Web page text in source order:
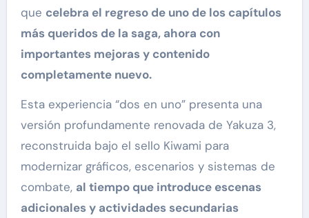
que celebra el regreso de uno de los capítulos
más queridos de la saga, ahora con
importantes mejoras y contenido
completamente nuevo.
Esta experiencia “dos en uno” presenta una
versión profundamente renovada de Yakuza 3,
reconstruida bajo el sello Kiwami para
modernizar gráficos, escenarios y sistemas de
combate, al tiempo que introduce escenas
adicionales y actividades secundarias